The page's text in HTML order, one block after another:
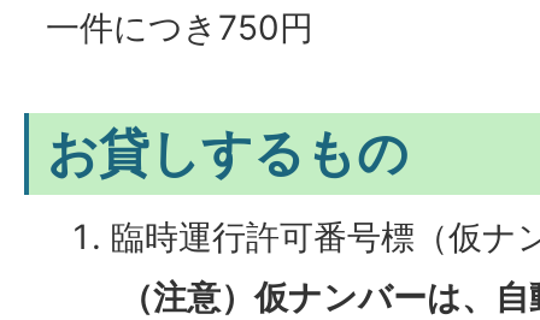
一件につき750円
お貸しするもの
臨時運行許可番号標（仮ナ
（注意）仮ナンバーは、